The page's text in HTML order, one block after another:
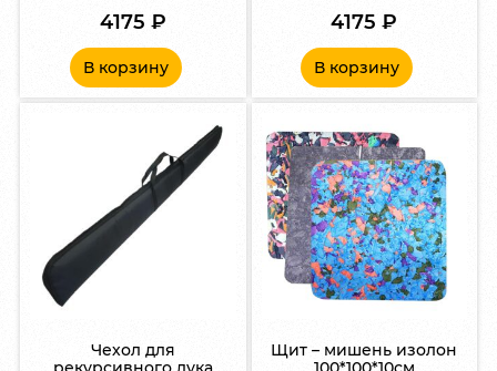
4175 ₽
В корзину
4175₽
В корзину
Чехол для
Щит – мишень изолон